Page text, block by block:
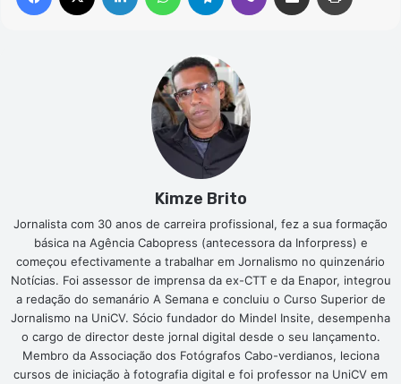
Kimze Brito
Jornalista com 30 anos de carreira profissional, fez a sua formação
básica na Agência Cabopress (antecessora da Inforpress) e
começou efectivamente a trabalhar em Jornalismo no quinzenário
Notícias. Foi assessor de imprensa da ex-CTT e da Enapor, integrou
a redação do semanário A Semana e concluiu o Curso Superior de
Jornalismo na UniCV. Sócio fundador do Mindel Insite, desempenha
o cargo de director deste jornal digital desde o seu lançamento.
Membro da Associação dos Fotógrafos Cabo-verdianos, leciona
cursos de iniciação à fotografia digital e foi professor na UniCV em